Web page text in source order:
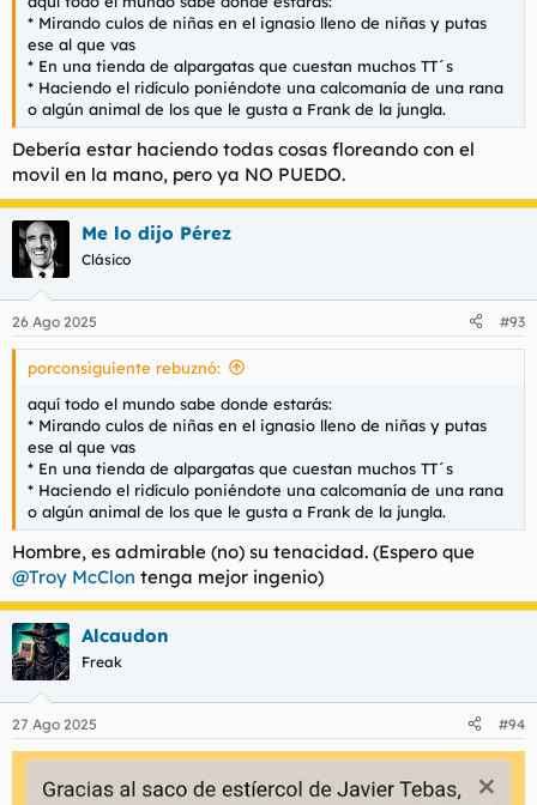
* Mirando culos de niñas en el ignasio lleno de niñas y putas
ese al que vas
* En una tienda de alpargatas que cuestan muchos TT´s
* Haciendo el ridículo poniéndote una calcomanía de una rana
o algún animal de los que le gusta a Frank de la jungla.
Debería estar haciendo todas cosas floreando con el
movil en la mano, pero ya NO PUEDO.
Me lo dijo Pérez
Clásico
26 Ago 2025 #93
porconsiguiente rebuznó:
aquí todo el mundo sabe donde estarás:
* Mirando culos de niñas en el ignasio lleno de niñas y putas
ese al que vas
* En una tienda de alpargatas que cuestan muchos TT´s
* Haciendo el ridículo poniéndote una calcomanía de una rana
o algún animal de los que le gusta a Frank de la jungla.
Hombre, es admirable (no) su tenacidad. (Espero que
@Troy McClon tenga mejor ingenio)
Alcaudon
Freak
27 Ago 2025 #94